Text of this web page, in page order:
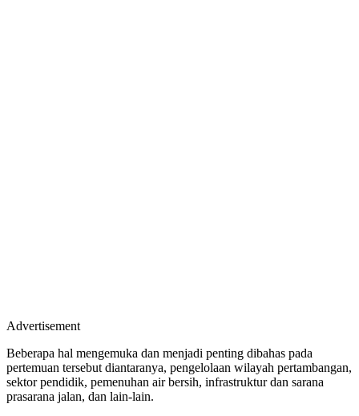
Advertisement
Beberapa hal mengemuka dan menjadi penting dibahas pada
pertemuan tersebut diantaranya, pengelolaan wilayah pertambangan,
sektor pendidik, pemenuhan air bersih, infrastruktur dan sarana
prasarana jalan, dan lain-lain.